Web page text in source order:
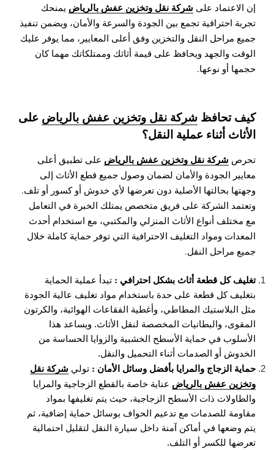
إن الاعتماد على شركة نقل وتخزين عفش بالرياض يمنحك
تجربة احترافية تجمع بين الجودة والسرعة والأمان، ويضمن تنفيذ
جميع مراحل النقل والتخزين وفق أعلى المعايير، مما يوفر عليك
الوقت والجهد ويحافظ على قيمة أثاثك وممتلكاتك مهما كان
حجمها أو نوعها.
كيف تحافظ شركة نقل وتخزين عفش بالرياض على
الأثاث أثناء عملية النقل؟
تحرص شركة نقل وتخزين عفش بالرياض على تطبيق أعلى
معايير الجودة والأمان لضمان وصول جميع قطع الأثاث إلى
وجهتها بحالتها الأصلية دون تعرضها لأي خدوش أو كسور أو تلف.
وتعتمد الشركة على فريق متخصص يمتلك الخبرة في التعامل
مع مختلف أنواع الأثاث المنزلي والمكتبي، مع استخدام أحدث
المعدات ومواد التغليف الاحترافية التي توفر حماية كاملة خلال
جميع مراحل النقل.
تغليف كل قطعة أثاث بشكل احترافي : تبدأ عملية الحماية
بتغليف كل قطعة على حدة باستخدام مواد تغليف عالية الجودة
مثل البلاستيك المطاطي، وأغطية الفقاعات الهوائية، والكرتون
المقوى، والبطانيات المخصصة لنقل الأثاث. ويساعد هذا
الأسلوب في حماية الأسطح الخشبية والزوايا الحساسة من
الخدوش أو الصدمات أثناء التحميل والنقل.
حماية الزجاج والمرايا بأفضل وسائل الأمان : تولي شركة نقل
وتخزين عفش بالرياض عناية خاصة بالقطع الزجاجية والمرايا
والطاولات ذات الأسطح الزجاجية، حيث يتم تغليفها بمواد
مقاومة للصدمات مع تدعيم الحواف بوسائل حماية إضافية، ثم
يتم وضعها في أماكن آمنة داخل سيارة النقل لتقليل احتمالية
تعرضها للكسر أو التلف.